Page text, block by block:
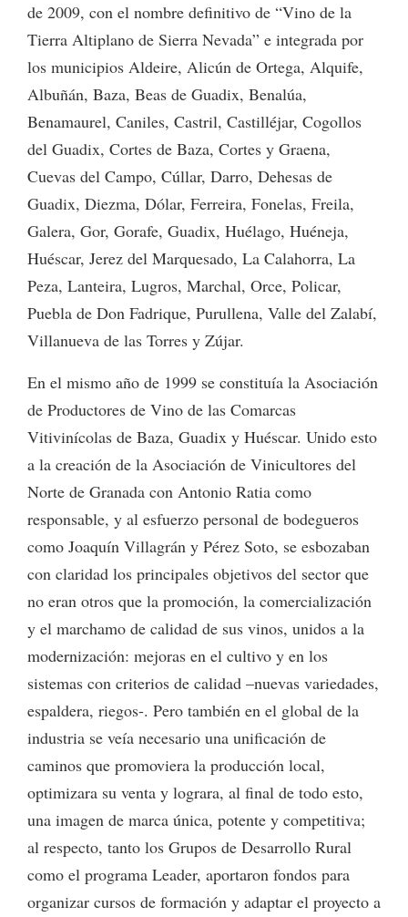
de 2009, con el nombre definitivo de “Vino de la
Tierra Altiplano de Sierra Nevada” e integrada por
los municipios Aldeire, Alicún de Ortega, Alquife,
Albuñán, Baza, Beas de Guadix, Benalúa,
Benamaurel, Caniles, Castril, Castilléjar, Cogollos
del Guadix, Cortes de Baza, Cortes y Graena,
Cuevas del Campo, Cúllar, Darro, Dehesas de
Guadix, Diezma, Dólar, Ferreira, Fonelas, Freila,
Galera, Gor, Gorafe, Guadix, Huélago, Huéneja,
Huéscar, Jerez del Marquesado, La Calahorra, La
Peza, Lanteira, Lugros, Marchal, Orce, Policar,
Puebla de Don Fadrique, Purullena, Valle del Zalabí,
Villanueva de las Torres y Zújar.
En el mismo año de 1999 se constituía la Asociación
de Productores de Vino de las Comarcas
Vitivinícolas de Baza, Guadix y Huéscar. Unido esto
a la creación de la Asociación de Vinicultores del
Norte de Granada con Antonio Ratia como
responsable, y al esfuerzo personal de bodegueros
como Joaquín Villagrán y Pérez Soto, se esbozaban
con claridad los principales objetivos del sector que
no eran otros que la promoción, la comercialización
y el marchamo de calidad de sus vinos, unidos a la
modernización: mejoras en el cultivo y en los
sistemas con criterios de calidad –nuevas variedades,
espaldera, riegos-. Pero también en el global de la
industria se veía necesario una unificación de
caminos que promoviera la producción local,
optimizara su venta y lograra, al final de todo esto,
una imagen de marca única, potente y competitiva;
al respecto, tanto los Grupos de Desarrollo Rural
como el programa Leader, aportaron fondos para
organizar cursos de formación y adaptar el proyecto a